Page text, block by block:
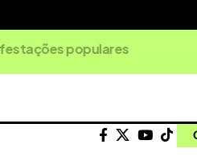
populares